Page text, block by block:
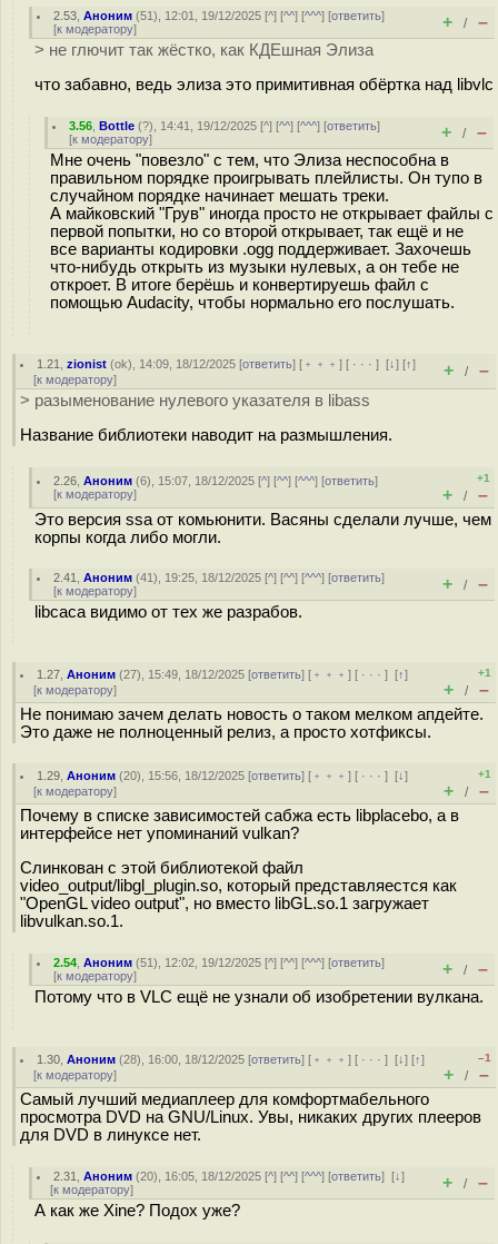
2.53 ,Аноним (51), 12:01, 19/12/2025 [^] [^^] [^^^] [ответить]
[к модератору] + / –
> не глючит так жёстко, как КДЕшная Элиза
что забавно, ведь элиза это примитивная обёртка над libvlc
3.56 ,Bottle (?), 14:41, 19/12/2025 [^] [^^] [^^^] [ответить]
[к модератору] + / –
Мне очень "повезло" с тем, что Элиза неспособна в
правильном порядке проигрывать плейлисты. Он тупо в
случайном порядке начинает мешать треки.
А майковский "Грув" иногда просто не открывает файлы с
первой попытки, но со второй открывает, так ещё и не
все варианты кодировки .ogg поддерживает. Захочешь
что-нибудь открыть из музыки нулевых, а он тебе не
откроет. В итоге берёшь и конвертируешь файл с
помощью Audacity, чтобы нормально его послушать.
1.21 ,zionist (ok), 14:09, 18/12/2025 [ответить] [ ﹢﹢﹢] [ · · ·][↓] [↑]
[к модератору] + / –
> разыменование нулевого указателя в libass
Название библиотеки наводит на размышления.
2.26 ,Аноним (6), 15:07, 18/12/2025 [^] [^^] [^^^] [ответить]
[к модератору]
+1
+ / –
Это версия ssa от комьюнити. Васяны сделали лучше, чем
корпы когда либо могли.
2.41 ,Аноним (41), 19:25, 18/12/2025 [^] [^^] [^^^] [ответить]
[к модератору] + / –
libcaca видимо от тех же разрабов.
1.27 ,Аноним (27), 15:49, 18/12/2025 [ответить] [ ﹢﹢﹢] [ · · ·][↑]
[к модератору]
+1
+ / –
Не понимаю зачем делать новость о таком мелком апдейте.
Это даже не полноценный релиз, а просто хотфиксы.
1.29 ,Аноним (20), 15:56, 18/12/2025 [ответить] [ ﹢﹢﹢] [ · · ·][↓]
[к модератору]
+1
+ / –
Почему в списке зависимостей сабжа есть libplacebo, а в
интерфейсе нет упоминаний vulkan?
Слинкован с этой библиотекой файл
video_output/libgl_plugin.so, который представляестся как
"OpenGL video output", но вместо libGL.so.1 загружает
libvulkan.so.1.
2.54 ,Аноним (51), 12:02, 19/12/2025 [^] [^^] [^^^] [ответить]
[к модератору] + / –
Потому что в VLC ещё не узнали об изобретении вулкана.
1.30 ,Аноним (28), 16:00, 18/12/2025 [ответить] [ ﹢﹢﹢] [ · · ·][↓] [↑]
[к модератору]
–1
+ / –
Самый лучший медиаплеер для комфортмабельного
просмотра DVD на GNU/Linux. Увы, никаких других плееров
для DVD в линуксе нет.
2.31 ,Аноним (20), 16:05, 18/12/2025 [^] [^^] [^^^] [ответить][↓]
[к модератору] + / –
А как же Xine? Подох уже?